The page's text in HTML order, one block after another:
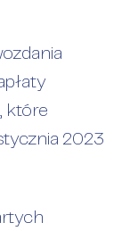
które
2023